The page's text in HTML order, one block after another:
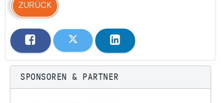
ZURÜCK
SPONSOREN & PARTNER